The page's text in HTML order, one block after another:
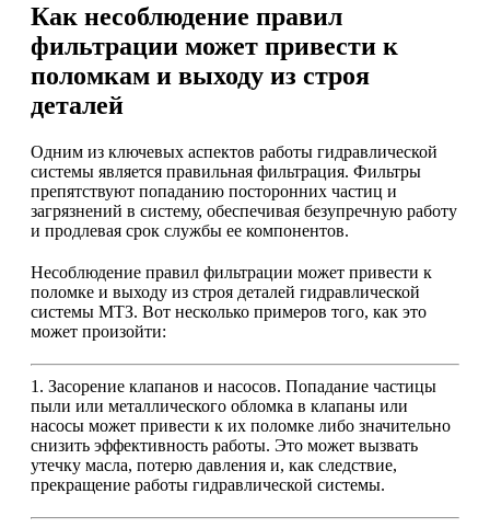
Как несоблюдение правил
фильтрации может привести к
поломкам и выходу из строя
деталей
Одним из ключевых аспектов работы гидравлической
системы является правильная фильтрация. Фильтры
препятствуют попаданию посторонних частиц и
загрязнений в систему, обеспечивая безупречную работу
и продлевая срок службы ее компонентов.
Несоблюдение правил фильтрации может привести к
поломке и выходу из строя деталей гидравлической
системы МТЗ. Вот несколько примеров того, как это
может произойти:
1. Засорение клапанов и насосов. Попадание частицы
пыли или металлического обломка в клапаны или
насосы может привести к их поломке либо значительно
снизить эффективность работы. Это может вызвать
утечку масла, потерю давления и, как следствие,
прекращение работы гидравлической системы.